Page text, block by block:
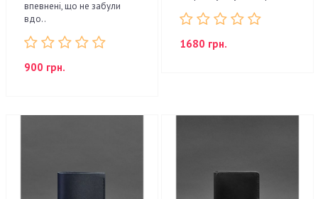
впевнені, що не забули
вдо..
900 грн.
1680 грн.